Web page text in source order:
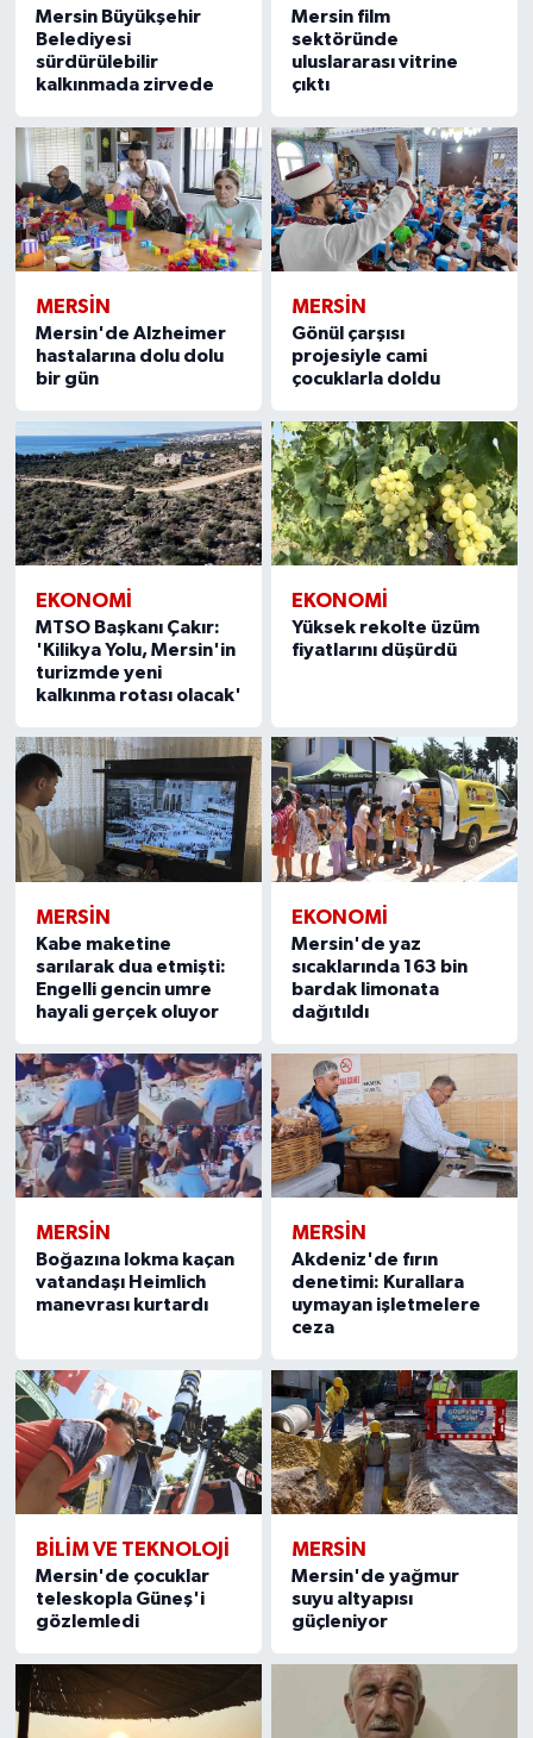
Mersin Büyükşehir
Belediyesi
sürdürülebilir
kalkınmada zirvede
Mersin film
sektöründe
uluslararası vitrine
çıktı
MERSIN
Mersin'de Alzheimer
hastalarına dolu dolu
bir gün
MERSIN
Gönül çarşısı
projesiyle cami
çocuklarla doldu
EKONOMİ
MTSO Başkanı Çakır:
'Kilikya Yolu, Mersin'in
turizmde yeni
kalkınma rotası olacak'
EKONOMİ
Yüksek rekolte üzüm
fiyatlarını düşürdü
MERSIN
Kabe maketine
sarılarak dua etmişti:
Engelli gencin umre
hayali gerçek oluyor
EKONOMİ
Mersin'de yaz
sıcaklarında 163 bin
bardak limonata
dağıtıldı
MERSIN
Boğazına lokma kaçan
vatandaşı Heimlich
manevrası kurtardı
MERSIN
Akdeniz'de fırın
denetimi: Kurallara
uymayan işletmelere
ceza
BİLİM VE TEKNOLOJİ
Mersin'de çocuklar
teleskopla Güneş'i
gözlemledi
MERSIN
Mersin'de yağmur
suyu altyapısı
güçleniyor